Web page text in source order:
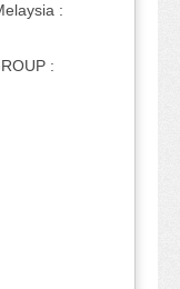
:
: